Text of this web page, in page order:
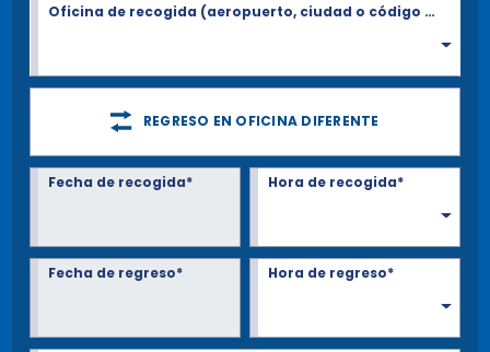
Oficina de recogida (aeropuerto, ciudad o código Postal)*
REGRESO EN OFICINA DIFERENTE
Fecha de recogida* Hora de recogida*
Fecha de regreso* Hora de regreso*